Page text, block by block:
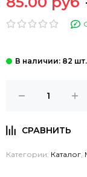
: 82 шт.
Категории: Каталог,